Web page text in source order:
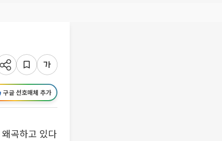
구글 선호매체 추가
곡하고 있다